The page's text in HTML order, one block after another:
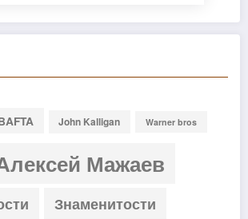
John Kalligan Warner bros
Мажаев
Знаменитости